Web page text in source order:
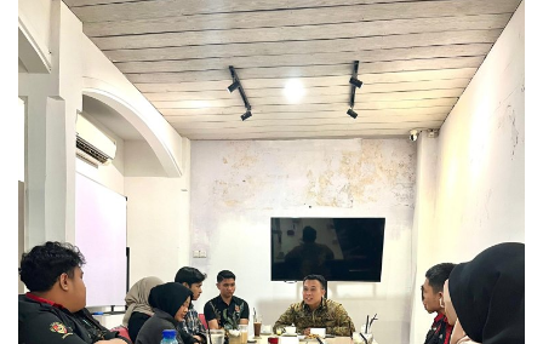
Banten
Solo Raya
Sumsel
Sumut
News